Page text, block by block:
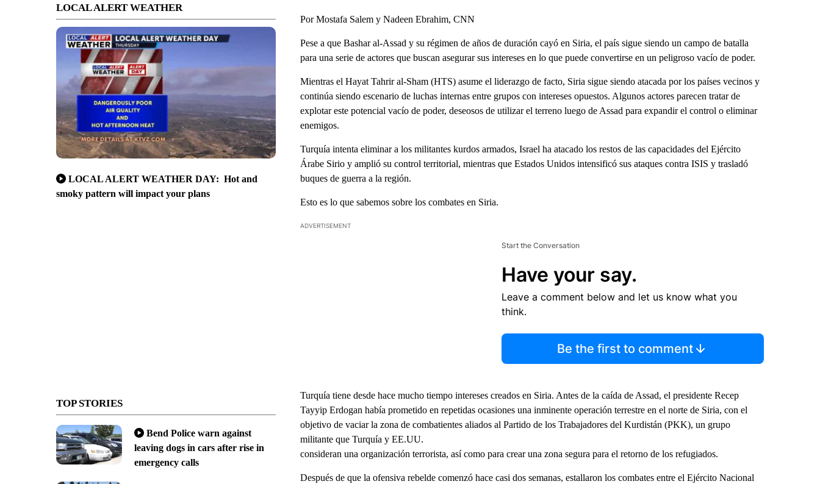
LOCAL ALERT WEATHER
LOCAL ALERT WEATHER DAY: Hot and
smoky pattern will impact your plans
TOP STORIES
Bend Police warn against
leaving dogs in cars after rise in
emergency calls
Por Mostafa Salem y Nadeen Ebrahim, CNN
Pese a que Bashar al-Assad y su régimen de años de duración cayó en Siria, el país sigue siendo un campo de batalla
para una serie de actores que buscan asegurar sus intereses en lo que puede convertirse en un peligroso vacío de poder.
Mientras el Hayat Tahrir al-Sham (HTS) asume el liderazgo de facto, Siria sigue siendo atacada por los países vecinos y
continúa siendo escenario de luchas internas entre grupos con intereses opuestos. Algunos actores parecen tratar de
explotar este potencial vacío de poder, deseosos de utilizar el terreno luego de Assad para expandir el control o eliminar
enemigos.
Turquía intenta eliminar a los militantes kurdos armados, Israel ha atacado los restos de las capacidades del Ejército
Árabe Sirio y amplió su control territorial, mientras que Estados Unidos intensificó sus ataques contra ISIS y trasladó
buques de guerra a la región.
Esto es lo que sabemos sobre los combates en Siria.
ADVERTISEMENT
Start the Conversation
Have your say.
Leave a comment below and let us know what you
think.
Be the first to comment
Turquía tiene desde hace mucho tiempo intereses creados en Siria. Antes de la caída de Assad, el presidente Recep
Tayyip Erdogan había prometido en repetidas ocasiones una inminente operación terrestre en el norte de Siria, con el
objetivo de vaciar la zona de combatientes aliados al Partido de los Trabajadores del Kurdistán (PKK), un grupo
militante que Turquía y EE.UU.
consideran una organización terrorista, así como para crear una zona segura para el retorno de los refugiados.
Después de que la ofensiva rebelde comenzó hace casi dos semanas, estallaron los combates entre el Ejército Nacional